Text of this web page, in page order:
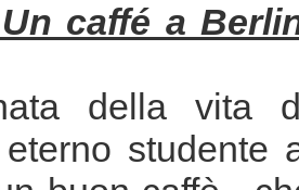
caffé a
della vita
studente